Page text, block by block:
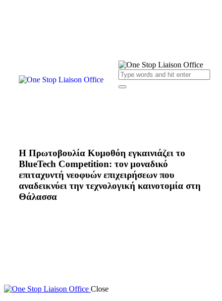
Η Πρωτοβουλία Κυμοθόη εγκαινιάζει το
BlueTech Competition: τον μοναδικό
επιταχυντή νεοφυών επιχειρήσεων που
αναδεικνύει την τεχνολογική καινοτομία στη
Θάλασσα
Close